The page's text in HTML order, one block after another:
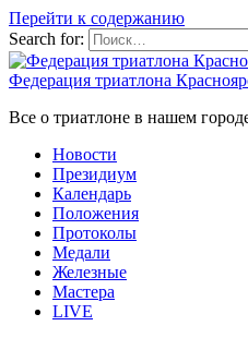
Перейти к содержанию
Search for:
Федерация триатлона
Все о триатлоне в нашем
Новости
Президиум
Календарь
Положения
Протоколы
Медали
Железные
Мастера
LIVE